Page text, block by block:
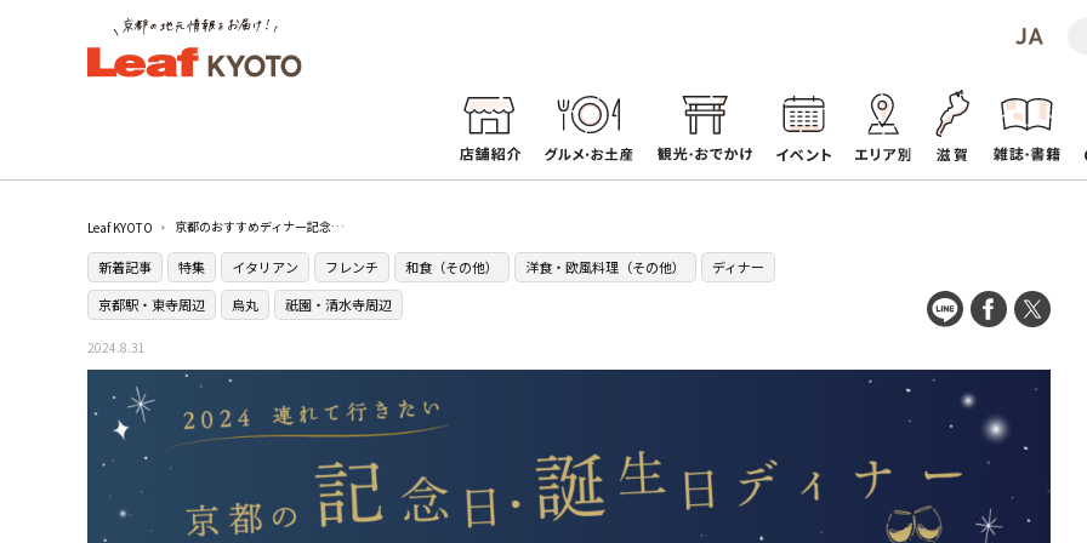
Leaf KYOTO 京都のおすすめディナー記念日・誕生日（コース）13選〜穴場や夜景が綺麗な店など〜
新着記事 特集 イタリアン フレンチ 和食（その他） 洋食・欧風料理（その他）
ディナー
京都駅・東寺周辺
烏丸 祇園・清水寺周辺
2024.8.31